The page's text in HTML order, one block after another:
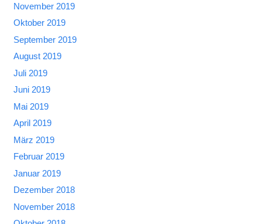
November 2019
Oktober 2019
September 2019
August 2019
Juli 2019
Juni 2019
Mai 2019
April 2019
März 2019
Februar 2019
Januar 2019
Dezember 2018
November 2018